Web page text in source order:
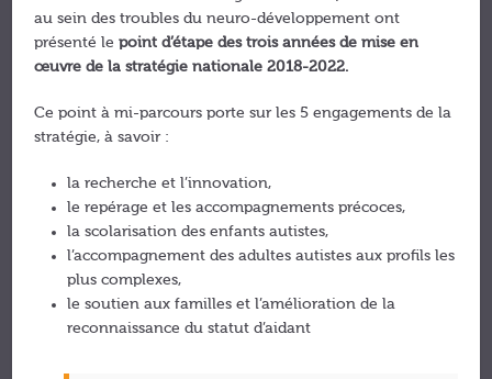
au sein des troubles du neuro-développement ont
présenté lepoint d’étape des trois années de miseen
œuvre de la stratégie nationale 2018-2022.
Ce point à mi-parcours porte sur les 5 engagements de la
stratégie, à savoir :
la recherche et l’innovation,
le repérage et les accompagnements précoces,
la scolarisation des enfants autistes,
l’accompagnement des adultes autistes aux profils les
plus complexes,
le soutien aux familles et l’amélioration de la
reconnaissance du statut d’aidant